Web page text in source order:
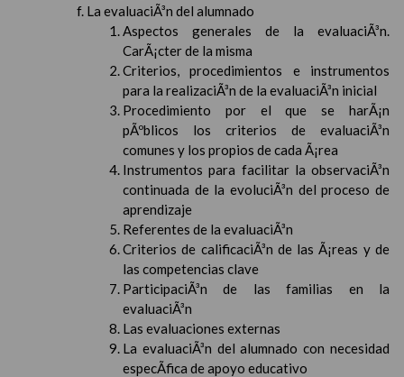
La evaluaciÃ³n del alumnado
Aspectos generales de la evaluaciÃ³n.
CarÃ¡cter de la misma
Criterios, procedimientos e instrumentos
para la realizaciÃ³n de la evaluaciÃ³n inicial
Procedimiento por el que se harÃ¡n
pÃºblicos los criterios de evaluaciÃ³n
comunes y los propios de cada Ã¡rea
Instrumentos para facilitar la observaciÃ³n
continuada de la evoluciÃ³n del proceso de
aprendizaje
Referentes de la evaluaciÃ³n
Criterios de calificaciÃ³n de las Ã¡reas y de
las competencias clave
ParticipaciÃ³n de las familias en la
evaluaciÃ³n
Las evaluaciones externas
La evaluaciÃ³n del alumnado con necesidad
especÃ­fica de apoyo educativo